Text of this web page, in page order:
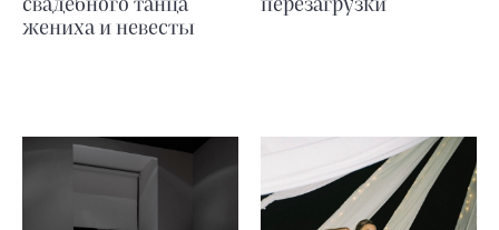
свадебного танца
жениха и невесты
перезагрузки